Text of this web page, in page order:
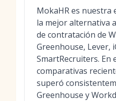
MokaHR es nuestra
la mejor alternativa
de contratación de
Greenhouse, Lever,
SmartRecruiters. En
comparativas
superó
Greenhouse y